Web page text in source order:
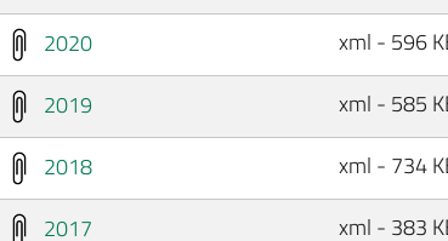
2020
xml - 596
2019
xml - 585
2018
xml - 734
2017
xml - 383